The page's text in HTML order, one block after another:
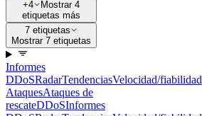
+4
Mostrar 4
etiquetas más
7 etiquetas
Mostrar 7 etiquetas
Informes
DDoSRadarTendenciasVelocidad/fiabilidad
AtaquesAtaques de
rescateDDoSInformes